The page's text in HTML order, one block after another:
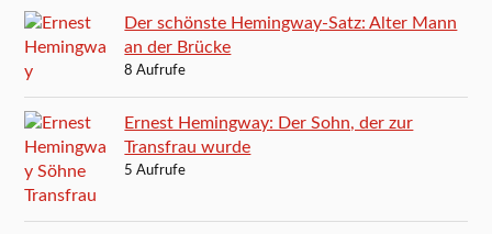
Der schönste Hemingway-Satz: Alter Mann
an der Brücke
8 Aufrufe
Ernest Hemingway: Der Sohn, der zur
Transfrau wurde
5 Aufrufe